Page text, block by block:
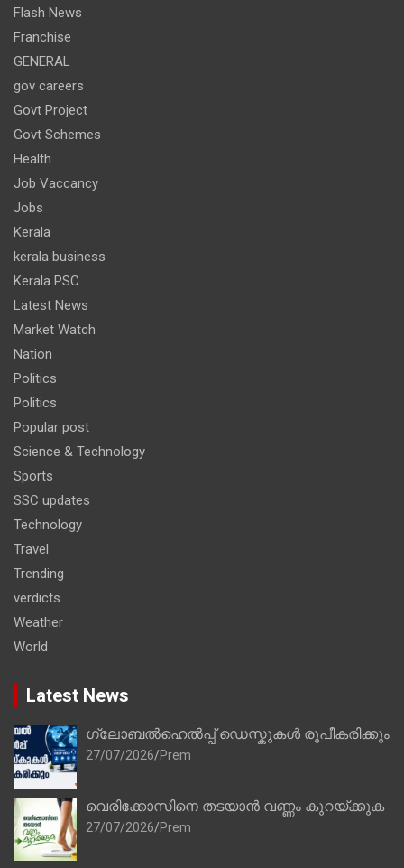
Flash News
Franchise
GENERAL
gov careers
Govt Project
Govt Schemes
Health
Job Vaccancy
Jobs
Kerala
kerala business
Kerala PSC
Latest News
Market Watch
Nation
Politics
Politics
Popular post
Science & Technology
Sports
SSC updates
Technology
Travel
Trending
verdicts
Weather
World
Latest News
ഗ്ലോബൽഹെൽപ്പ് ഡെസ്കുകൾ രൂപീകരിക്കും
27/07/2026 Prem
വെരിക്കോസിനെ തടയാൻ വണ്ണം കുറയ്ക്കുക
27/07/2026 Prem